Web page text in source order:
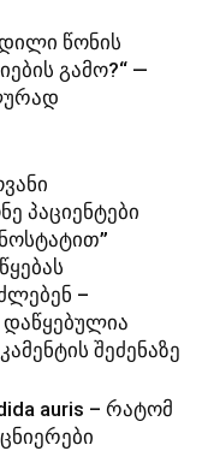
წონის
გამო?“ —
პაციენტები
–
შეძენაზე
auris – რატომ